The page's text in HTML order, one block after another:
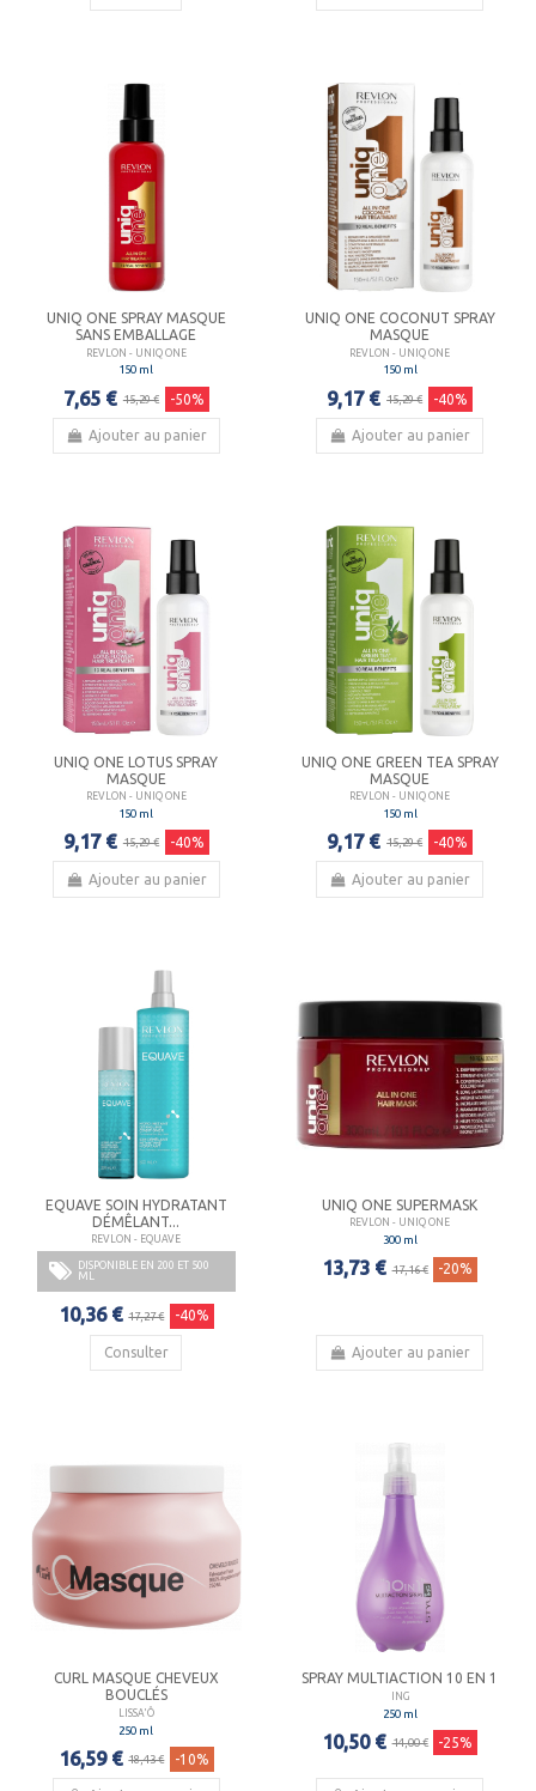
UNIQ ONE SPRAY MASQUE
SANS EMBALLAGE
REVLON - UNIQ ONE
150 ml
7,65 € 15,29 € -50%
Ajouter au panier
UNIQ ONE COCONUT SPRAY
MASQUE
REVLON - UNIQ ONE
150 ml
9,17 € 15,29 € -40%
Ajouter au panier
UNIQ ONE LOTUS SPRAY
MASQUE
REVLON - UNIQ ONE
150 ml
9,17 € 15,29 € -40%
Ajouter au panier
UNIQ ONE GREEN TEA SPRAY
MASQUE
REVLON - UNIQ ONE
150 ml
9,17 € 15,29 € -40%
Ajouter au panier
EQUAVE SOIN HYDRATANT
DÉMÊLANT...
REVLON - EQUAVE
DISPONIBLE EN 200 ET 500
ML
10,36 € 17,27 € -40%
Consulter
UNIQ ONE SUPERMASK
REVLON - UNIQ ONE
300 ml
13,73 € 17,16 € -20%
Ajouter au panier
CURL MASQUE CHEVEUX
BOUCLÉS
LISSA'Ô
250 ml
16,59 € 18,43 € -10%
SPRAY MULTIACTION 10 EN 1
ING
250 ml
10,50 € 14,00 € -25%